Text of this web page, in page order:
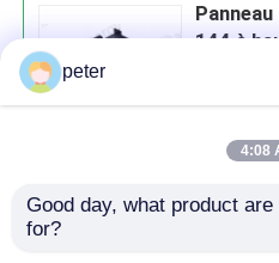
144 à
Continuer
peter
4:08
Good day, what product
for?